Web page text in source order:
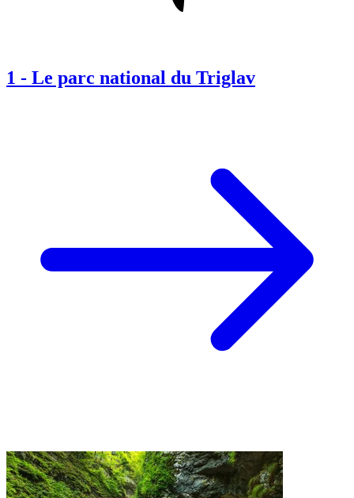
1 - Le parc national du Triglav